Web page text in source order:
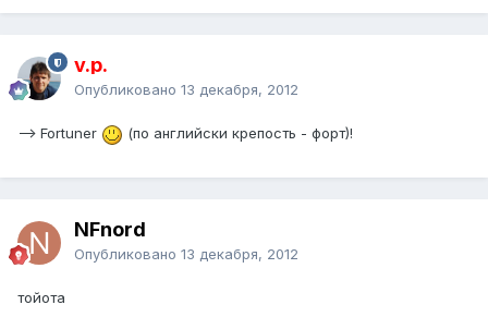
v.p.
Опубликовано 13 декабря, 2012
--> Fortuner (по английски крепость - форт)!
NFnord
Опубликовано 13 декабря, 2012
тойота